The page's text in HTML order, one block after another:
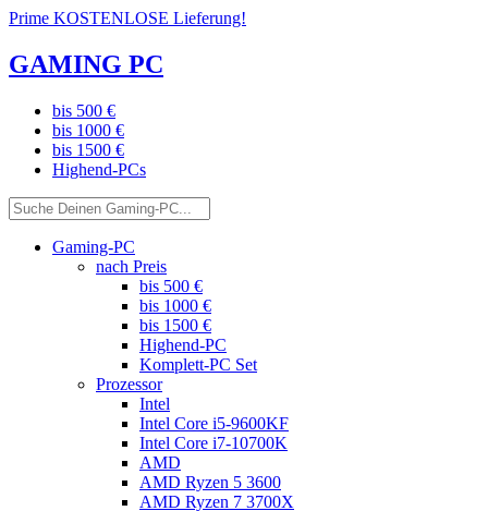
Prime KOSTENLOSE Lieferung!
GAMING PC
bis 500 €
bis 1000 €
bis 1500 €
Highend-PCs
Gaming-PC
nach Preis
bis 500 €
bis 1000 €
bis 1500 €
Highend-PC
Komplett-PC Set
Prozessor
Intel
Intel Core i5-9600KF
Intel Core i7-10700K
AMD
AMD Ryzen 5 3600
AMD Ryzen 7 3700X